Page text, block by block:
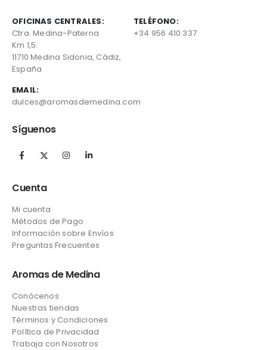
OFICINAS CENTRALES:
Ctra. Medina-Paterna
Km 1,5.
11710 Medina Sidonia, Cádiz,
España
TELÉFONO:
+34 956 410 337
EMAIL:
dulces@aromasdemedina.com
Síguenos
Cuenta
Mi cuenta
Métodos de Pago
Información sobre Envíos
Preguntas Frecuentes
Aromas de Medina
Conócenos
Nuestras tiendas
Términos y Condiciones
Política de Privacidad
Trabaja con Nosotros